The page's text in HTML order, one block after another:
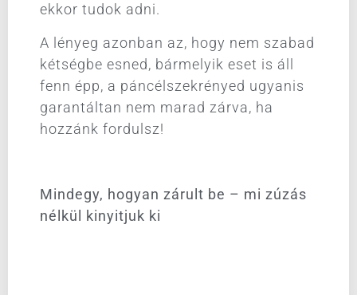
ekkor tudok adni.
A lényeg azonban az, hogy nem szabad
kétségbe esned, bármelyik eset is áll
fenn épp, a páncélszekrényed ugyanis
garantáltan nem marad zárva, ha
hozzánk fordulsz!
Mindegy, hogyan zárult be – mi zúzás
nélkül kinyitjuk ki